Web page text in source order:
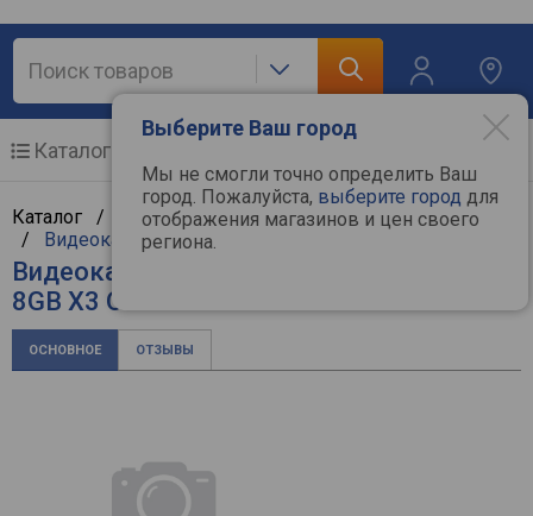
Выберите Ваш город
Мы не смогли точно определить Ваш
город. Пожалуйста, выберите город для
отображения магазинов и цен своего
региона.
Каталог
Каталог / Компьютерная техника/ Комплектующие
/ Видеокарты/INNO3D
Видеокарта INNO3D GeForce RTX 4060 Ti
8GB X3 OC
ОСНОВНОЕ ОТЗЫВЫ